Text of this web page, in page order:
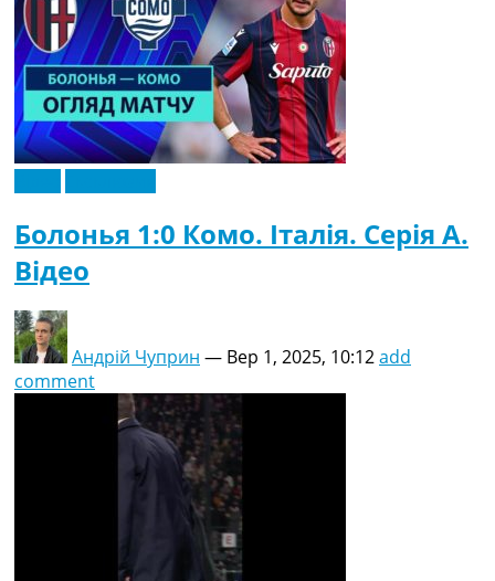
Болонья 1:0 Комо. Італія. Серія A.
Відео
Андрій Чуприн — Вер 1, 2025, 10:12add
comment